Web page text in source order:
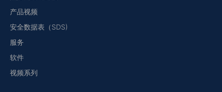
产品视频
安全数据表（SDS)
服务
软件
视频系列